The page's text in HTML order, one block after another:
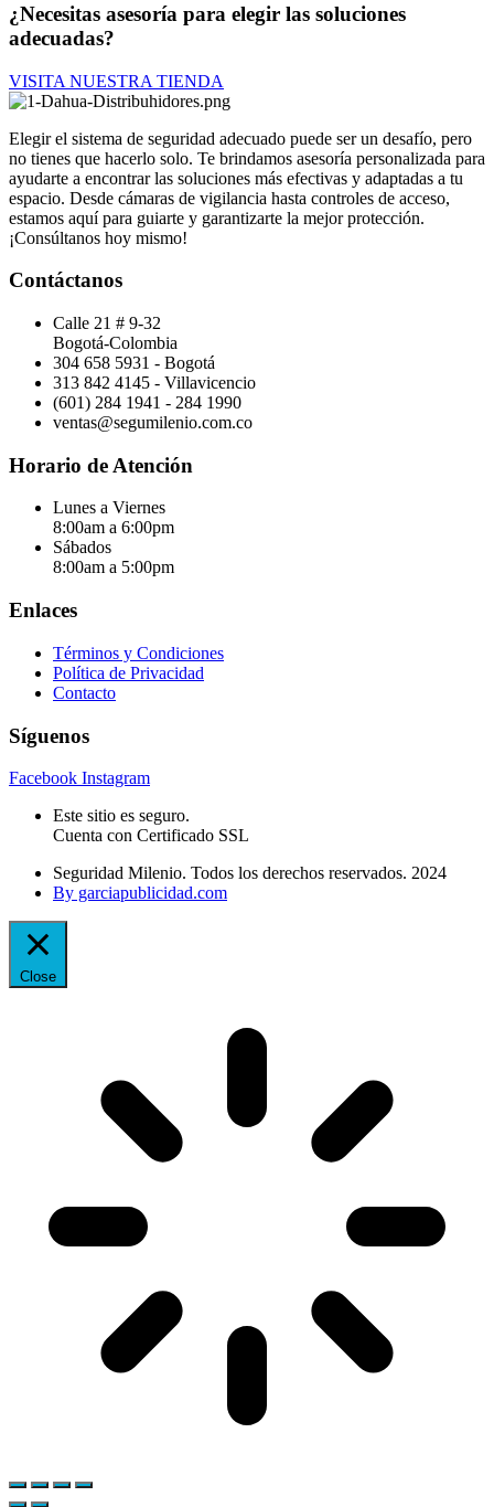
¿Necesitas asesoría para elegir las soluciones
adecuadas?
VISITA NUESTRA TIENDA
Elegir el sistema de seguridad adecuado puede ser un desafío, pero
no tienes que hacerlo solo. Te brindamos asesoría personalizada para
ayudarte a encontrar las soluciones más efectivas y adaptadas a tu
espacio. Desde cámaras de vigilancia hasta controles de acceso,
estamos aquí para guiarte y garantizarte la mejor protección.
¡Consúltanos hoy mismo!
Contáctanos
Calle 21 # 9-32
Bogotá-Colombia
304 658 5931 - Bogotá
313 842 4145 - Villavicencio
(601) 284 1941 - 284 1990
ventas@segumilenio.com.co
Horario de Atención
Lunes a Viernes
8:00am a 6:00pm
Sábados
8:00am a 5:00pm
Enlaces
Términos y Condiciones
Política de Privacidad
Contacto
Síguenos
Facebook Instagram
Este sitio es seguro.
Cuenta con Certificado SSL
Seguridad Milenio. Todos los derechos reservados. 2024
By garciapublicidad.com
Close